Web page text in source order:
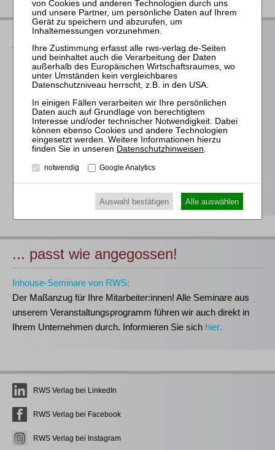
Das bieten Ihnen unsere
Veranstaltungen
Für alle Endgeräte kompatible und browserbasierte
Individuelle Assistenz bis zur Einwahl und Verbindung mit
unserem Online-Seminar
Hochwertige Unterlagen für die Teilnahme, ideal auch zum
späteren Nachschlagen
Erwerb des anerkanntenRWS-Zertifikats
Teilnahmebescheinigungen gemäßGOI, § 15 FAO und
... passt wie angegossen!
Inhouse-Seminare von RWS:
Der Maßanzug für Ihre Mitarbeiter:innen! Alle Seminare aus
unserem Veranstaltungsprogramm führen wir auch direkt in
Ihrem Unternehmen durch. Informieren Sie sich hier.
RWS Verlag bei LinkedIn
RWS Verlag bei Facebook
RWS Verlag bei Instagram
Datenschutzhinweisen
notwendig Google Analytics
Auswahl bestätigen Alle auswählen